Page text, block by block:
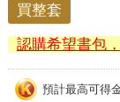
買整套
認購希望書包
預計最高可得